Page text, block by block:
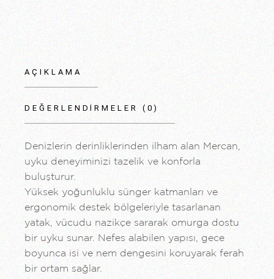
AÇIKLAMA
DEĞERLENDIRMELER (0)
Denizlerin derinliklerinden ilham alan Mercan,
uyku deneyiminizi tazelik ve konforla
buluşturur.
Yüksek yoğunluklu sünger katmanları ve
ergonomik destek bölgeleriyle tasarlanan
yatak, vücudu nazikçe sararak omurga dostu
bir uyku sunar. Nefes alabilen yapısı, gece
boyunca isi ve nem dengesini koruyarak ferah
bir ortam sağlar.